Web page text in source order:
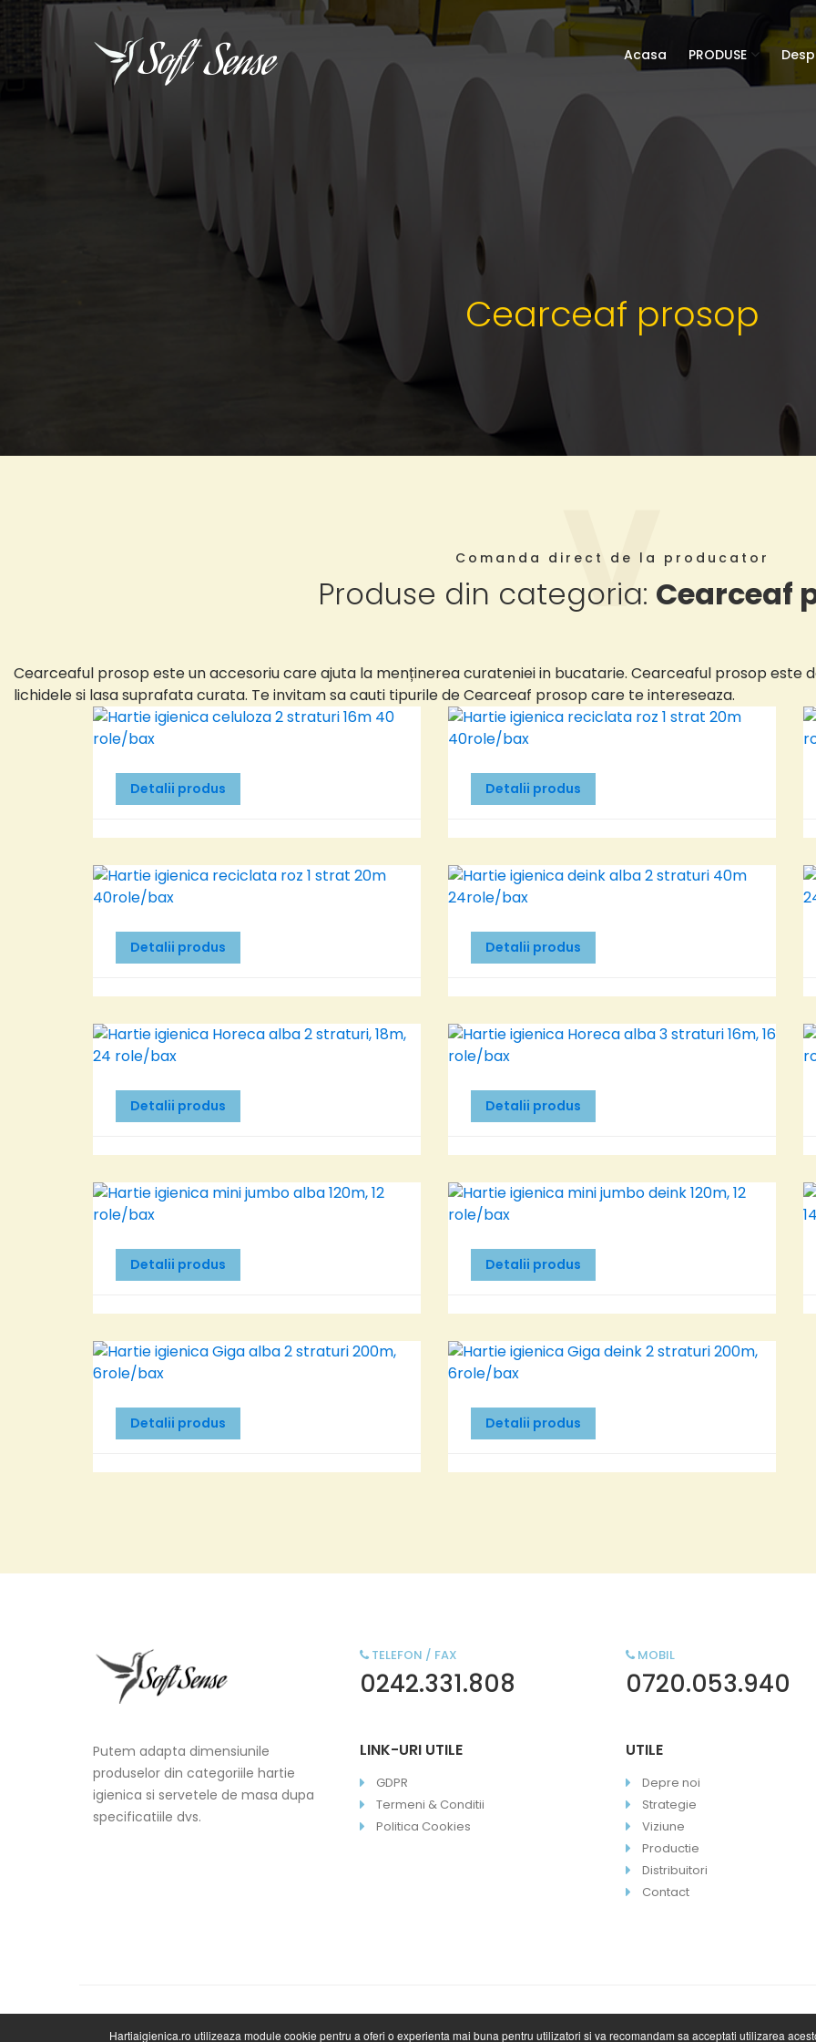
Acasa PRODUSE
Cearceaf prosop
Comanda direct de la producator
Produse din categoria: Cearceaf
Cearceaful prosop este un accesoriu care ajuta la menținerea curateniei in bucatarie. Cearceaful prosop este
lichidele si lasa suprafata curata. Te invitam sa cauti tipurile de Cearceaf prosop care te intereseaza.
Detalii produs Detalii produs
Detalii produs Detalii produs
Detalii produs Detalii produs
Detalii produs Detalii produs
Detalii produs Detalii produs
Putem adapta dimensiunile
produselor din categoriile hartie
igienica si servetele de masa dupa
specificatiile dvs.
TELEFON / FAX
0242.331.808
LINK-URI UTILE
GDPR
Termeni & Conditii
Politica Cookies
MOBIL
0720.053.940
UTILE
Depre noi
Strategie
Viziune
Productie
Distribuitori
Contact
Hartiaigienica.ro utilizeaza module cookie pentru a oferi o experienta mai buna pentru utilizatori si va recomandam sa acceptati utilizarea